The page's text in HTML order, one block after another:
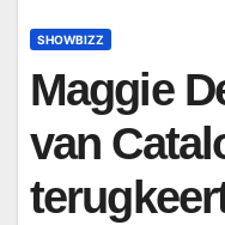
SHOWBIZZ
Maggie
van